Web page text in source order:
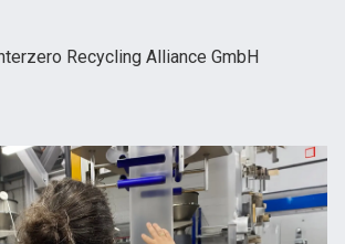
Recycling Alliance GmbH